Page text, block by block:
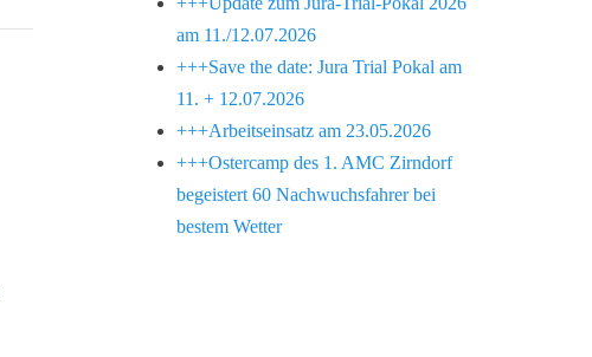
am 11./12.07.2026
+++Save the date: Jura Trial Pokal am
11. + 12.07.2026
+++Arbeitseinsatz am 23.05.2026
+++Ostercamp des 1. AMC Zirndorf
begeistert 60 Nachwuchsfahrer bei
bestem Wetter